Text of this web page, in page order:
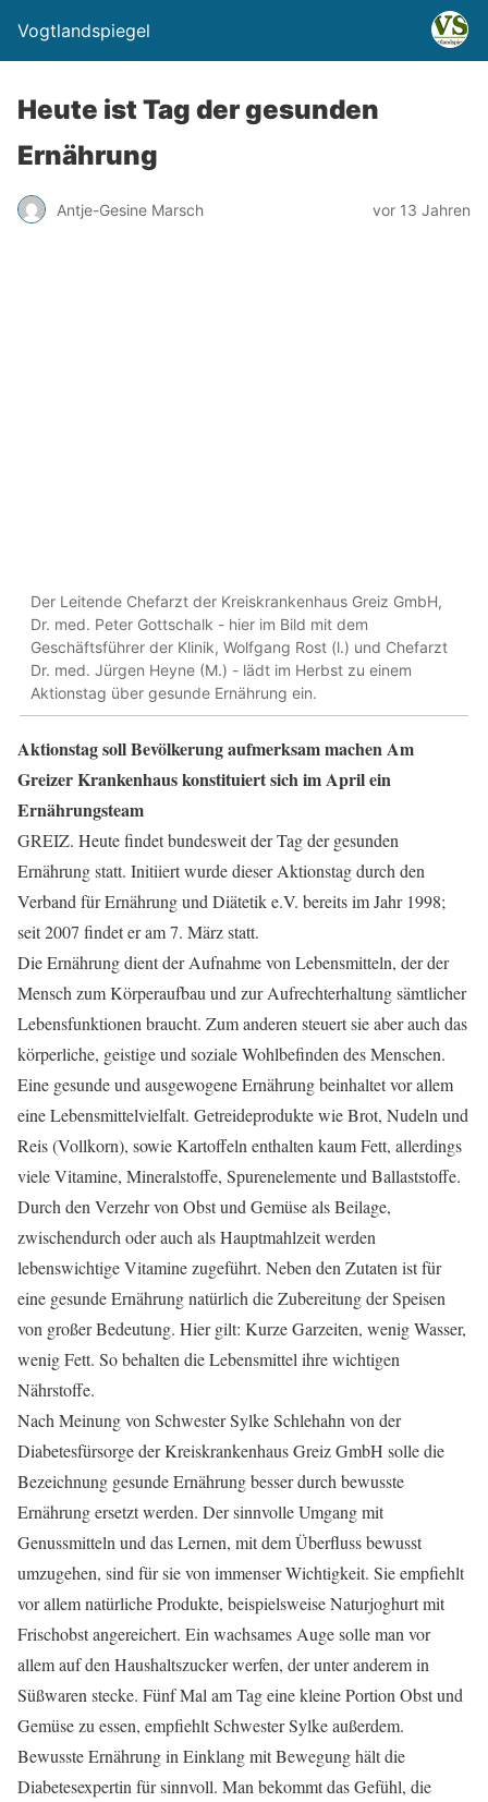
Vogtlandspiegel
Heute ist Tag der gesunden
Ernährung
Antje-Gesine Marsch vor 13 Jahren
Der Leitende Chefarzt der Kreiskrankenhaus Greiz GmbH,
Dr. med. Peter Gottschalk - hier im Bild mit dem
Geschäftsführer der Klinik, Wolfgang Rost (l.) und Chefarzt
Dr. med. Jürgen Heyne (M.) - lädt im Herbst zu einem
Aktionstag über gesunde Ernährung ein.
Aktionstag soll Bevölkerung aufmerksam machen Am
Greizer Krankenhaus konstituiert sich im April ein
Ernährungsteam
GREIZ. Heute findet bundesweit der Tag der gesunden
Ernährung statt. Initiiert wurde dieser Aktionstag durch den
Verband für Ernährung und Diätetik e.V. bereits im Jahr 1998;
seit 2007 findet er am 7. März statt.
Die Ernährung dient der Aufnahme von Lebensmitteln, der der
Mensch zum Körperaufbau und zur Aufrechterhaltung sämtlicher
Lebensfunktionen braucht. Zum anderen steuert sie aber auch das
körperliche, geistige und soziale Wohlbefinden des Menschen.
Eine gesunde und ausgewogene Ernährung beinhaltet vor allem
eine Lebensmittelvielfalt. Getreideprodukte wie Brot, Nudeln und
Reis (Vollkorn), sowie Kartoffeln enthalten kaum Fett, allerdings
viele Vitamine, Mineralstoffe, Spurenelemente und Ballaststoffe.
Durch den Verzehr von Obst und Gemüse als Beilage,
zwischendurch oder auch als Hauptmahlzeit werden
lebenswichtige Vitamine zugeführt. Neben den Zutaten ist für
eine gesunde Ernährung natürlich die Zubereitung der Speisen
von großer Bedeutung. Hier gilt: Kurze Garzeiten, wenig Wasser,
wenig Fett. So behalten die Lebensmittel ihre wichtigen
Nährstoffe.
Nach Meinung von Schwester Sylke Schlehahn von der
Diabetesfürsorge der Kreiskrankenhaus Greiz GmbH solle die
Bezeichnung gesunde Ernährung besser durch bewusste
Ernährung ersetzt werden. Der sinnvolle Umgang mit
Genussmitteln und das Lernen, mit dem Überfluss bewusst
umzugehen, sind für sie von immenser Wichtigkeit. Sie empfiehlt
vor allem natürliche Produkte, beispielsweise Naturjoghurt mit
Frischobst angereichert. Ein wachsames Auge solle man vor
allem auf den Haushaltszucker werfen, der unter anderem in
Süßwaren stecke. Fünf Mal am Tag eine kleine Portion Obst und
Gemüse zu essen, empfiehlt Schwester Sylke außerdem.
Bewusste Ernährung in Einklang mit Bewegung hält die
Diabetesexpertin für sinnvoll. Man bekommt das Gefühl, die